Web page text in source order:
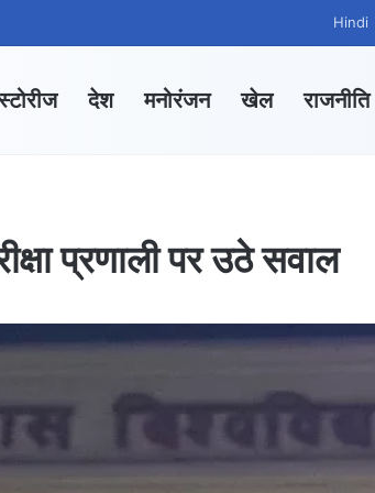
Hindi
देश मनोरंजन खेल राजनीति
प्रणाली पर उठे सवाल